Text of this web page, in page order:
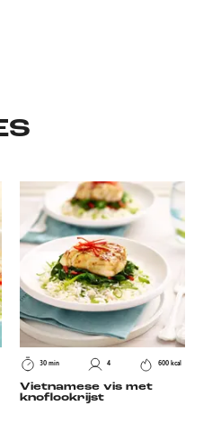
30 min 4 600 kcal
Vietnamese vis met
knoflookrijst